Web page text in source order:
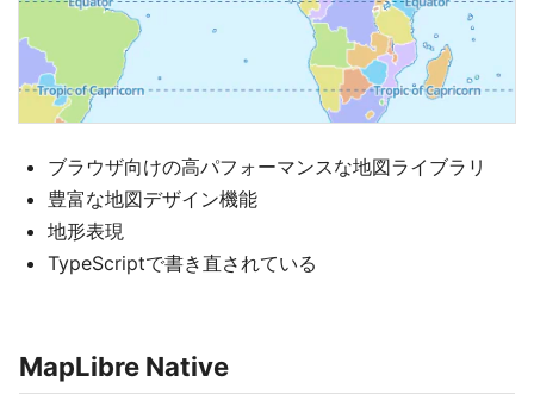
ブラウザ向けの高パフォーマンスな地図ライブラリ
豊富な地図デザイン機能
地形表現
TypeScriptで書き直されている
MapLibre Native